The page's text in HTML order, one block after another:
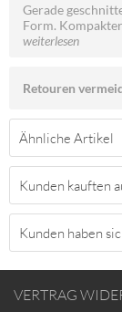
Gerade
Form.
weiterlesen
Retouren
Ähnliche Artikel
Kunden kauften
Kunden haben
VERTRAG